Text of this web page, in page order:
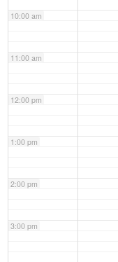
10:00 am
11:00 am
12:00 pm
1:00 pm
2:00 pm
3:00 pm